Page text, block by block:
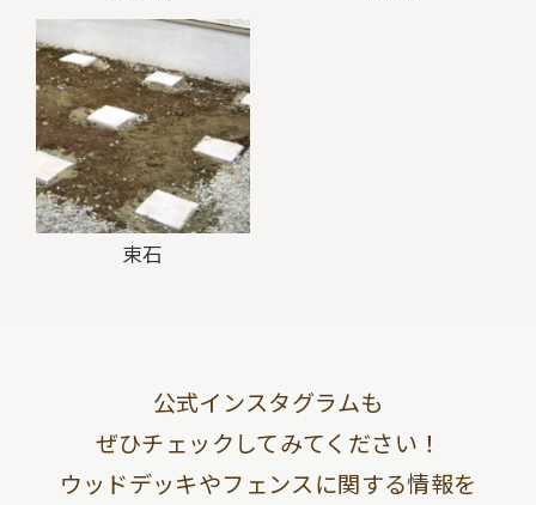
束石
公式インスタグラムも
ぜひチェックしてみてください！
ウッドデッキやフェンスに関する情報を